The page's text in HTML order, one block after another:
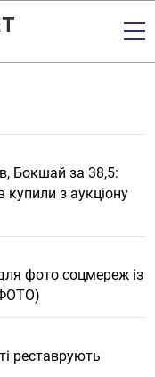
Бокшай за 38,5:
купили з аукціону
фото соцмереж із
реставрують